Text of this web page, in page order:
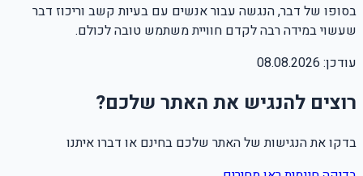
בסופו של דבר, הנגשה עבור אנשים עם בעיות קשב וריכוז דבר
שעשוי במידה רבה לקדם חוויית משתמש טובה לכולם.
עודכן: 08.08.2026
רוצים להנגיש את האתר שלכם?
בדקו את הנגישות של האתר שלכם בחינם או דברו איתנו